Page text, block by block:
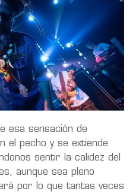
esa sensación de
el pecho y se extiende
sentir la calidez del
aunque sea pleno
por lo que tantas veces